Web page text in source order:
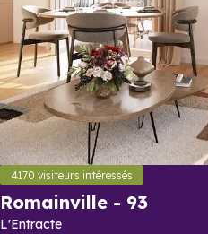
4170 visiteurs intéressés
Romainville - 93
L'Entracte